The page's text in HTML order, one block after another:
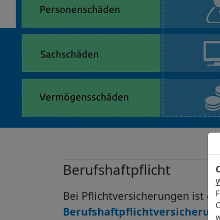
Berufshaftpflicht
Bei Pflichtversicherungen ist